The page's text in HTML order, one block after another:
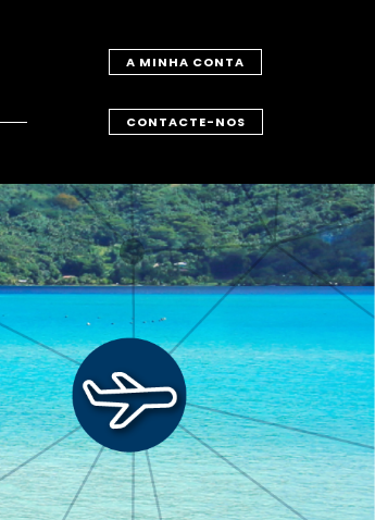
A MINHA CONTA
CONTACTE-NOS